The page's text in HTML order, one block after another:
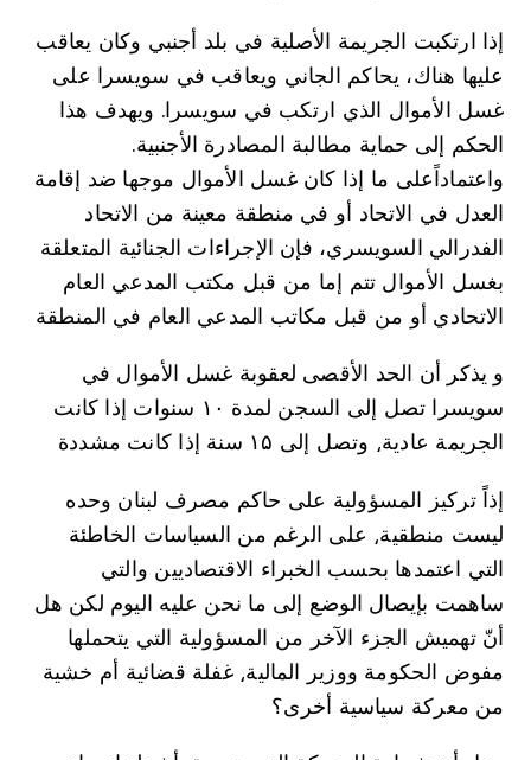
إذا ارتكبت الجريمة الأصلية في بلد أجنبي وكان يعاقب
عليها هناك، يحاكم الجاني ويعاقب في سويسرا على
غسل الأموال الذي ارتكب في سويسرا. ويهدف هذا
الحكم إلى حماية مطالبة المصادرة الأجنبية.
واعتماداًعلى ما إذا كان غسل الأموال موجها ضد إقامة
العدل في الاتحاد أو في منطقة معينة من الاتحاد
الفدرالي السويسري، فإن الإجراءات الجنائية المتعلقة
بغسل الأموال تتم إما من قبل مكتب المدعي العام
الاتحادي أو من قبل مكاتب المدعي العام في المنطقة
و يذكر أن الحد الأقصى لعقوبة غسل الأموال في
سويسرا تصل إلى السجن لمدة ۱۰ سنوات إذا كانت
الجريمة عادية⸲ وتصل إلى ۱۵ سنة إذا كانت مشددة
إذاً تركيز المسؤولية على حاكم مصرف لبنان وحده
ليست منطقية⸲ على الرغم من السياسات الخاطئة
التي اعتمدها بحسب الخبراء الاقتصاديين والتي
ساهمت بإيصال الوضع إلى ما نحن عليه اليوم لكن هل
أنّ تهميش الجزء الآخر من المسؤولية التي يتحملها
مفوض الحكومة ووزير المالية⸲ غفلة قضائية أم خشية
من معركة سياسية أخرى؟